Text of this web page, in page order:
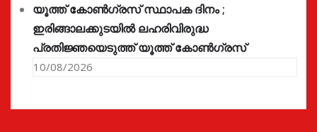
യൂത്ത് കോൺഗ്രസ്‌ സ്ഥാപക ദിനം ;
ഇരിങ്ങാലക്കുടയിൽ ലഹരിവിരുദ്ധ
പ്രതിജ്ഞയെടുത്ത് യൂത്ത് കോൺഗ്രസ്
10/08/2026